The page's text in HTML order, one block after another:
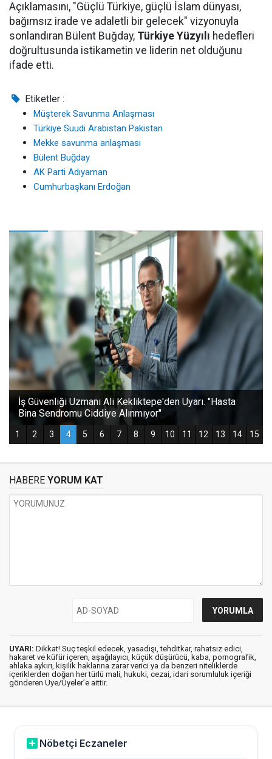
Açıklamasını, "Güçlü Türkiye, güçlü İslam dünyası,
bağımsız irade ve adaletli bir gelecek" vizyonuyla
sonlandıran Bülent Buğday, Türkiye Yüzyılı hedefleri
doğrultusunda istikametin ve liderin net olduğunu
ifade etti.
Etiketler :
Müşterek Savunma Anlaşması
Türkiye Suudi Arabistan Pakistan
Mekke savunma anlaşması
Bülent Buğday
AK Parti Adıyaman
Cumhurbaşkanı Erdoğan
HABERE YORUM KAT
UYARI: Dikkat! Suç teşkil edecek, yasadışı, tehditkar, rahatsız edici,
hakaret ve küfür içeren, aşağılayıcı, küçük düşürücü, kaba, pornografik,
ahlaka aykırı, kişilik haklarına zarar verici ya da benzeri niteliklerde
içeriklerden doğan her türlü mali, hukuki, cezai, idari sorumluluk içeriği
gönderen Üye/Üyeler’e aittir.